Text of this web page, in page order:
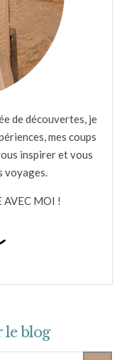
de découvertes, je
mes coups
inspirer et vous
voyages.
AVEC MOI !
le blog